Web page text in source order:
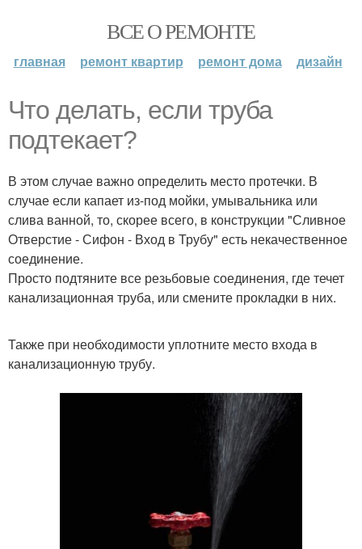
ВСЕ О РЕМОНТЕ
главная ремонт квартир ремонт дома дизайн
Что делать, если труба
подтекает?
В этом случае важно определить место протечки. В
случае если капает из-под мойки, умывальника или
слива ванной, то, скорее всего, в конструкции "Сливное
Отверстие - Сифон - Вход в Трубу" есть некачественное
соединение.
Просто подтяните все резьбовые соединения, где течет
канализационная труба, или смените прокладки в них.
Также при необходимости уплотните место входа в
канализационную трубу.